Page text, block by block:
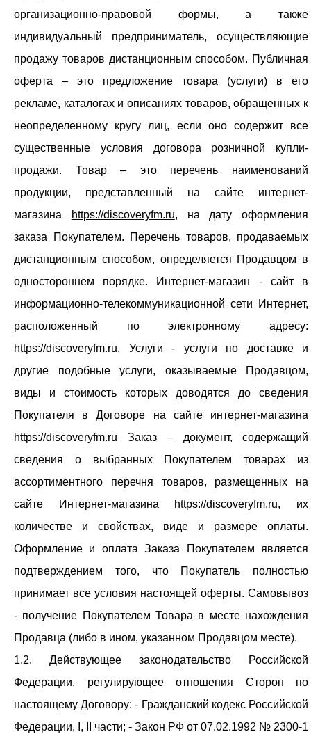
организационно-правовой формы, а также
индивидуальный предприниматель, осуществляющие
продажу товаров дистанционным способом. Публичная
оферта – это предложение товара (услуги) в его
рекламе, каталогах и описаниях товаров, обращенных к
неопределенному кругу лиц, если оно содержит все
существенные условия договора розничной купли-
продажи. Товар – это перечень наименований
продукции, представленный на сайте интернет-
магазина
https://discoveryfm.ru, на дату оформления
заказа Покупателем. Перечень товаров, продаваемых
дистанционным способом, определяется Продавцом в
одностороннем порядке. Интернет-магазин - сайт в
информационно-телекоммуникационной сети Интернет,
расположенный по электронному адресу:
https://discoveryfm.ru. Услуги - услуги по доставке и
другие подобные услуги, оказываемые Продавцом,
виды и стоимость которых доводятся до сведения
Покупателя в Договоре на сайте интернет-магазина
https://discoveryfm.ru Заказ – документ, содержащий
сведения о выбранных Покупателем товарах из
ассортиментного перечня товаров, размещенных на
сайте Интернет-магазина https://discoveryfm.ru, их
количестве и свойствах, виде и размере оплаты.
Оформление и оплата Заказа Покупателем является
подтверждением того, что Покупатель полностью
принимает все условия настоящей оферты. Самовывоз
- получение Покупателем Товара в месте нахождения
Продавца (либо в ином, указанном Продавцом месте).
1.2. Действующее законодательство Российской
Федерации, регулирующее отношения Сторон по
настоящему Договору: - Гражданский кодекс Российской
Федерации, I, II части; - Закон РФ от 07.02.1992 № 2300-1